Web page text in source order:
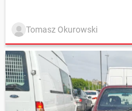
Tomasz Okurowski